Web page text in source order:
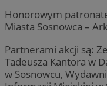
Honorowym
Miasta Sosnowca –
Partnerami akcji są:
Tadeusza Kantora w
w Sosnowcu,